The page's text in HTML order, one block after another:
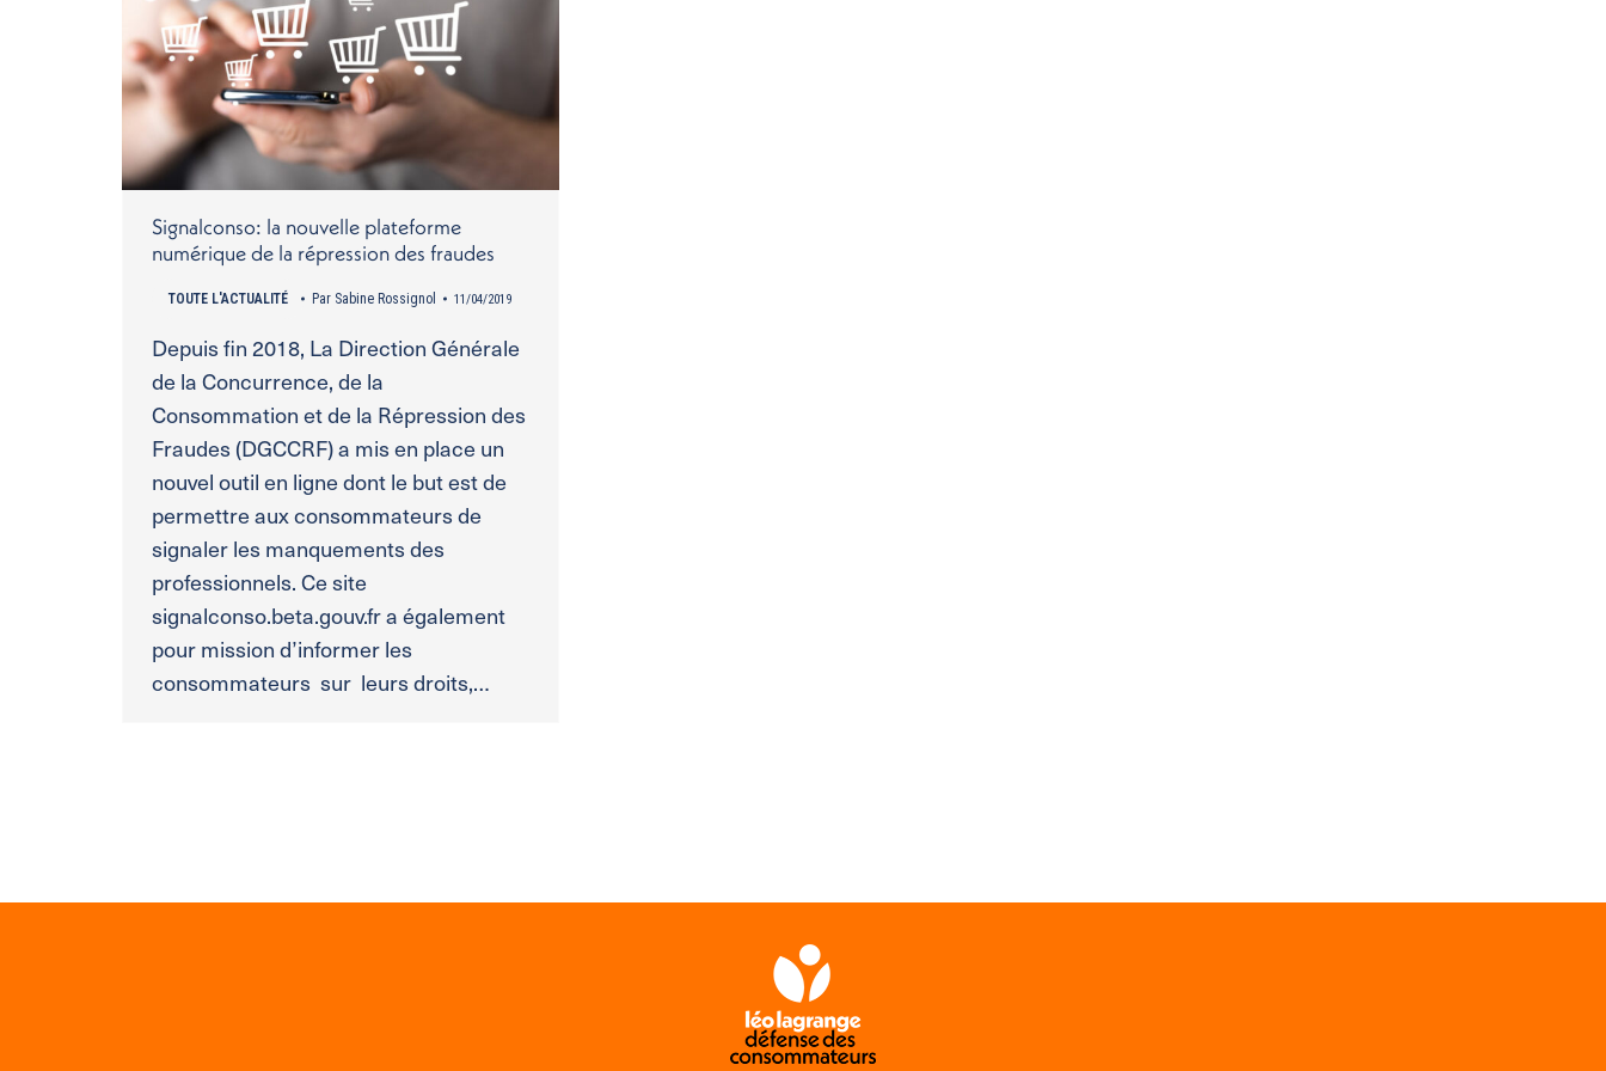
Signalconso: la nouvelle plateforme
numérique de la répression des fraudes
TOUTE L'ACTUALITÉ Par Sabine Rossignol 11/04/2019
Depuis fin 2018, La Direction Générale
de la Concurrence, de la
Consommation et de la Répression des
Fraudes (DGCCRF) a mis en place un
nouvel outil en ligne dont le but est de
permettre aux consommateurs de
signaler les manquements des
professionnels. Ce site
signalconso.beta.gouv.fr a également
pour mission d’informer les
consommateurs sur leurs droits,…